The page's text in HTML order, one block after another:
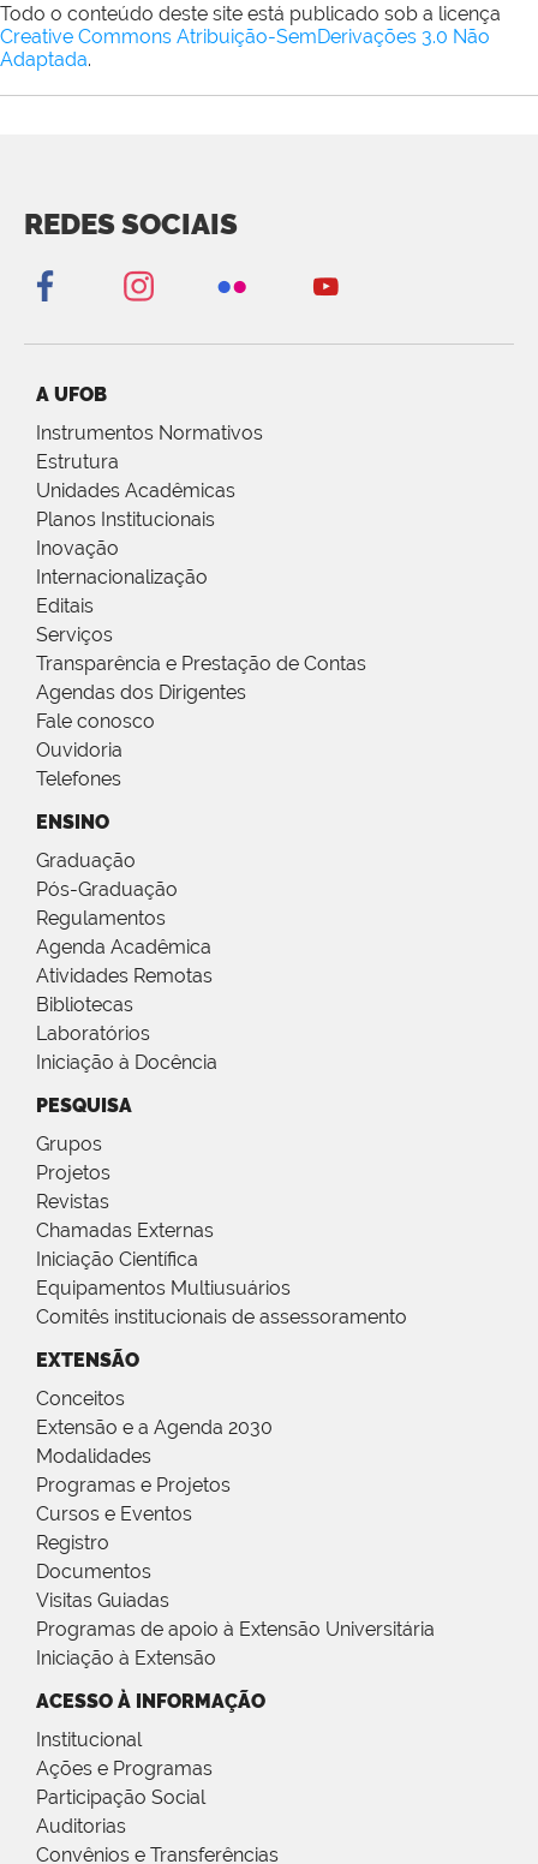
Todo o conteúdo deste site está publicado sob a licença
Creative Commons Atribuição-SemDerivações 3.0 Não
Adaptada.
REDES SOCIAIS
A UFOB
Instrumentos Normativos
Estrutura
Unidades Acadêmicas
Planos Institucionais
Inovação
Internacionalização
Editais
Serviços
Transparência e Prestação de Contas
Agendas dos Dirigentes
Fale conosco
Ouvidoria
Telefones
ENSINO
Graduação
Pós-Graduação
Regulamentos
Agenda Acadêmica
Atividades Remotas
Bibliotecas
Laboratórios
Iniciação à Docência
PESQUISA
Grupos
Projetos
Revistas
Chamadas Externas
Iniciação Científica
Equipamentos Multiusuários
Comitês institucionais de assessoramento
EXTENSÃO
Conceitos
Extensão e a Agenda 2030
Modalidades
Programas e Projetos
Cursos e Eventos
Registro
Documentos
Visitas Guiadas
Programas de apoio à Extensão Universitária
Iniciação à Extensão
ACESSO À INFORMAÇÃO
Institucional
Ações e Programas
Participação Social
Auditorias
Convênios e Transferências